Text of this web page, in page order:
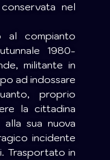
nel
al compianto
1980-
militante in
ad indossare
proprio
la cittadina
sua nuova
incidente
Trasportato in